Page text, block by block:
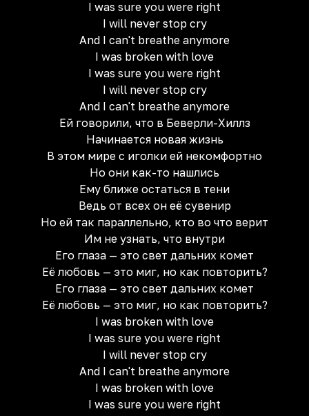
I was sure you were right
I will never stop cry
And I can't breathe anymore
I was broken with love
I was sure you were right
I will never stop cry
And I can't breathe anymore
Ей говорили, что в Беверли-Хиллз
Начинается новая жизнь
В этом мире с иголки ей некомфортно
Но они как-то нашлись
Ему ближе остаться в тени
Ведь от всех он её сувенир
Но ей так параллельно, кто во что верит
Им не узнать, что внутри
Его глаза — это свет дальних комет
Её любовь — это миг, но как повторить?
Его глаза — это свет дальних комет
Её любовь — это миг, но как повторить?
I was broken with love
I was sure you were right
I will never stop cry
And I can't breathe anymore
I was broken with love
I was sure you were right